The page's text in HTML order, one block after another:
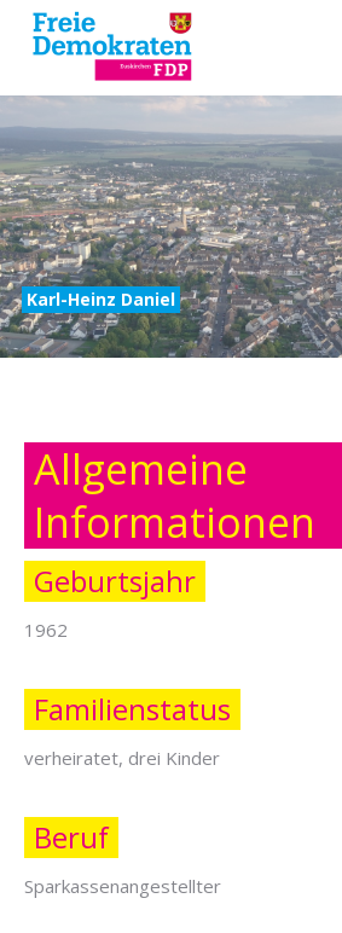
Karl-Heinz Daniel
Allgemeine
Informationen
Geburtsjahr
1962
Familienstatus
verheiratet, drei Kinder
Beruf
Sparkassenangestellter